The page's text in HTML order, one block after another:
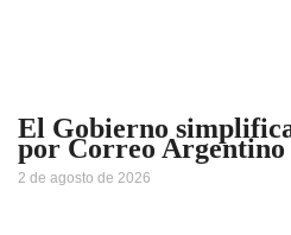
El Gobierno
por Correo Argentino
2 de agosto de 2026